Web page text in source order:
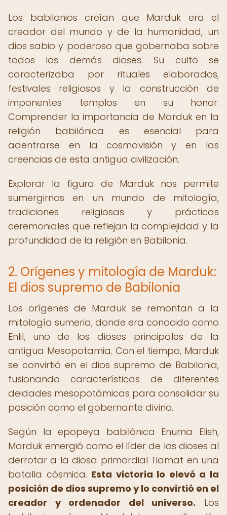
Los babilonios creían que Marduk era el
creador del mundo y de la humanidad, un
dios sabio y poderoso que gobernaba sobre
todos los demás dioses. Su culto se
caracterizaba por rituales elaborados,
festivales religiosos y la construcción de
imponentes templos en su honor.
Comprender la importancia de Marduk en la
religión babilónica es esencial para
adentrarse en la cosmovisión y en las
creencias de esta antigua civilización.
Explorar la figura de Marduk nos permite
sumergirnos en un mundo de mitología,
tradiciones religiosas y prácticas
ceremoniales que reflejan la complejidad y la
profundidad de la religión en Babilonia.
2. Orígenes y mitología de Marduk:
El dios supremo de Babilonia
Los orígenes de Marduk se remontan a la
mitología sumeria, donde era conocido como
Enlil, uno de los dioses principales de la
antigua Mesopotamia. Con el tiempo, Marduk
se convirtió en el dios supremo de Babilonia,
fusionando características de diferentes
deidades mesopotámicas para consolidar su
posición como el gobernante divino.
Según la epopeya babilónica Enuma Elish,
Marduk emergió como el líder de los dioses al
derrotar a la diosa primordial Tiamat en una
batalla cósmica. Esta victoria lo elevó a la
posición de dios supremo y lo convirtió en el
creador y ordenador del universo. Los